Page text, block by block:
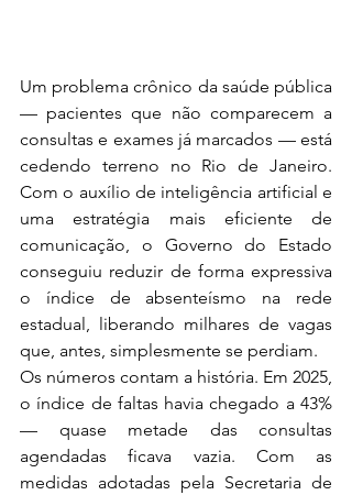
Um problema crônico da saúde pública
— pacientes que não comparecem a
consultas e exames já marcados — está
cedendo terreno no Rio de Janeiro.
Com o auxílio de inteligência artificial e
uma estratégia mais eficiente de
comunicação, o Governo do Estado
conseguiu reduzir de forma expressiva
o índice de absenteísmo na rede
estadual, liberando milhares de vagas
que, antes, simplesmente se perdiam.
Os números contam a história. Em 2025,
o índice de faltas havia chegado a 43%
— quase metade das consultas
agendadas ficava vazia. Com as
medidas adotadas pela Secretaria de